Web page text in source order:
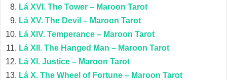
Lá XVI. The Tower – Maroon Tarot
Lá XV. The Devil – Maroon Tarot
Lá XIV. Temperance – Maroon Tarot
Lá XII. The Hanged Man – Maroon Tarot
Lá XI. Justice – Maroon Tarot
Lá X. The Wheel of Fortune – Maroon Tarot